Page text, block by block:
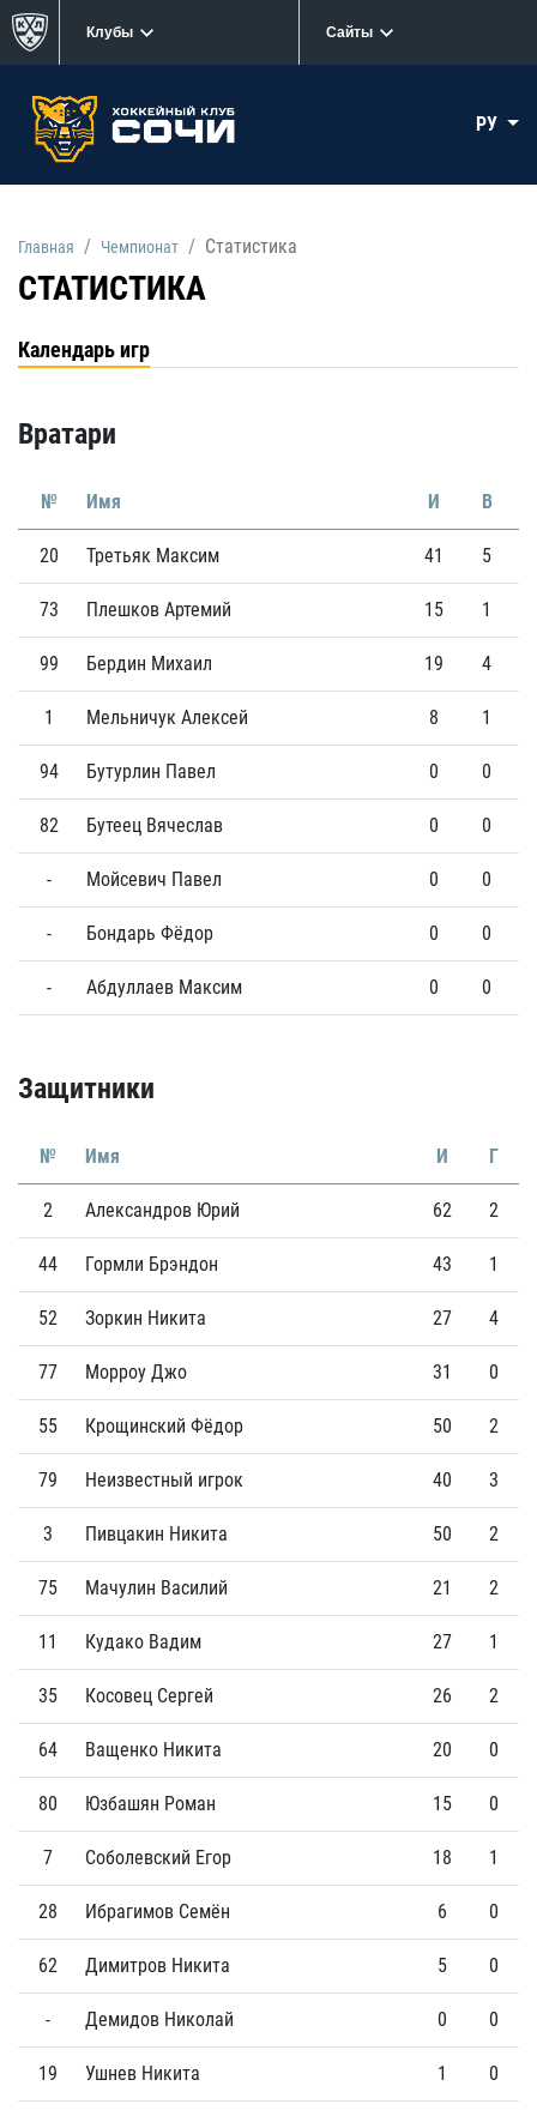
Клубы Сайты
РУ
Главная Чемпионат Статистика
СТАТИСТИКА
Календарь игр
Вратари
№ Имя И В
20 Третьяк Максим 41 5
73 Плешков Артемий 15 1
99 Бердин Михаил 19 4
1 Мельничук Алексей 8 1
94 Бутурлин Павел 0 0
82 Бутеец Вячеслав 0 0
- Мойсевич Павел 0 0
- Бондарь Фёдор 0 0
- Абдуллаев Максим 0 0
Защитники
№ Имя И Г
2 Александров Юрий 62 2
44 Гормли Брэндон 43 1
52 Зоркин Никита 27 4
77 Морроу Джо 31 0
55 Крощинский Фёдор 50 2
79 Неизвестный игрок 40 3
3 Пивцакин Никита 50 2
75 Мачулин Василий 21 2
11 Кудако Вадим 27 1
35 Косовец Сергей 26 2
64 Ващенко Никита 20 0
80 Юзбашян Роман 15 0
7 Соболевский Егор 18 1
28 Ибрагимов Семён 6 0
62 Димитров Никита 5 0
- Демидов Николай 0 0
19 Ушнев Никита 1 0